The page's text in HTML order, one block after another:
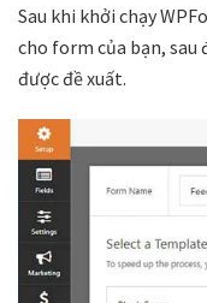
Sau khi khởi chạy
cho form của bạn,
được đề xuất.